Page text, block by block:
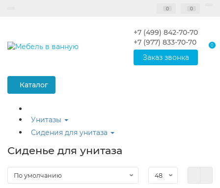
0 0
+7 (499) 842-70-70
+7 (977) 833-70-70
Заказ звонка
0
Каталог
Унитазы
Сидения для унитаза
Сиденье для унитаза